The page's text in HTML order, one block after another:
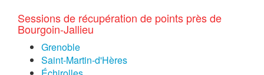
Sessions de récupération de points près de
Bourgoin-Jallieu
Grenoble
Saint-Martin-d'Hères